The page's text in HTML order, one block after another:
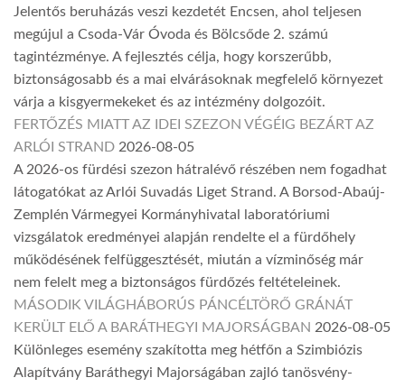
Jelentős beruházás veszi kezdetét Encsen, ahol teljesen
megújul a Csoda-Vár Óvoda és Bölcsőde 2. számú
tagintézménye. A fejlesztés célja, hogy korszerűbb,
biztonságosabb és a mai elvárásoknak megfelelő környezet
várja a kisgyermekeket és az intézmény dolgozóit.
FERTŐZÉS MIATT AZ IDEI SZEZON VÉGÉIG BEZÁRT AZ
ARLÓI STRAND 2026-08-05
A 2026-os fürdési szezon hátralévő részében nem fogadhat
látogatókat az Arlói Suvadás Liget Strand. A Borsod-Abaúj-
Zemplén Vármegyei Kormányhivatal laboratóriumi
vizsgálatok eredményei alapján rendelte el a fürdőhely
működésének felfüggesztését, miután a vízminőség már
nem felelt meg a biztonságos fürdőzés feltételeinek.
MÁSODIK VILÁGHÁBORÚS PÁNCÉLTÖRŐ GRÁNÁT
KERÜLT ELŐ A BARÁTHEGYI MAJORSÁGBAN 2026-08-05
Különleges esemény szakította meg hétfőn a Szimbiózis
Alapítvány Baráthegyi Majorságában zajló tanösvény-